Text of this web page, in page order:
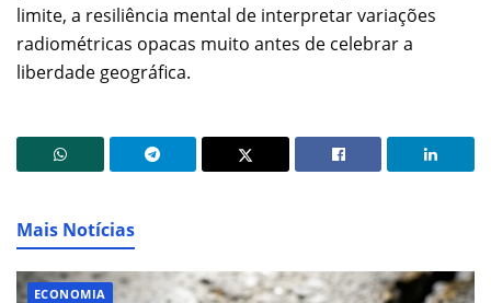
limite, a resiliência mental de interpretar variações
radiométricas opacas muito antes de celebrar a
liberdade geográfica.
Mais Notícias
ECONOMIA